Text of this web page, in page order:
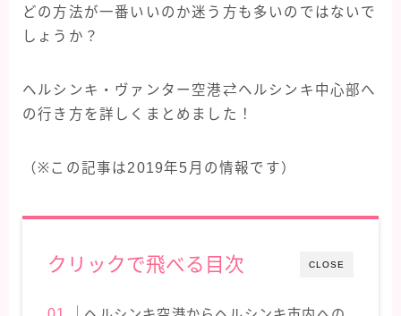
シンガポール旅行
スペイン旅行
フランス旅行
どの方法が一番いいのか迷う方も多いのではないで
しょうか？
ヘルシンキ・ヴァンター空港⇄ヘルシンキ中心部へ
の行き方を詳しくまとめました！
（※この記事は2019年5月の情報です）
CLOSE
クリックで飛べる目次